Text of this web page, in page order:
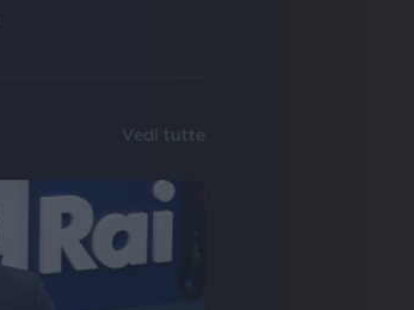
Vedi tutte